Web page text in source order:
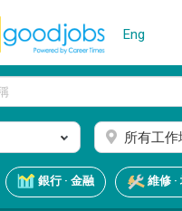
Eng
所有工作
銀行 · 金融 維修 ·